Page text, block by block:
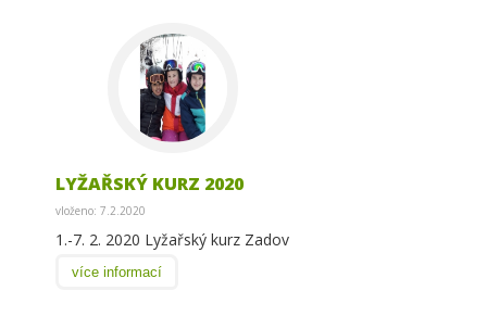
LYŽAŘSKÝ KURZ 2020
vloženo: 7.2.2020
1.-7. 2. 2020 Lyžařský kurz Zadov
více informací